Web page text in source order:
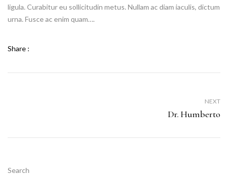
Search
ligula. Curabitur eu sollicitudin metus. Nullam ac diam iaculis, dictum
urna. Fusce ac enim quam….
Share :
NEXT
Dr. Humberto